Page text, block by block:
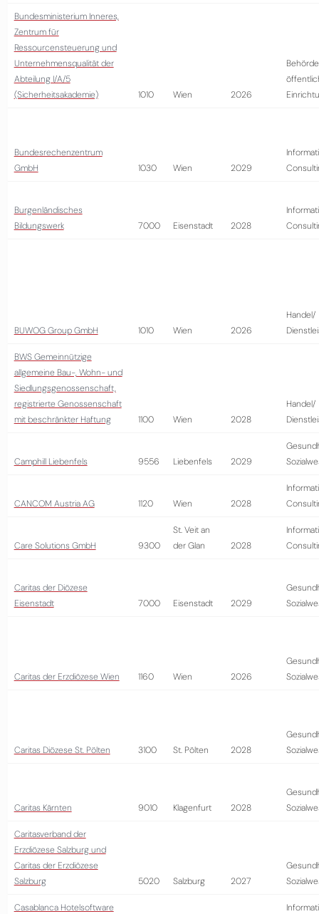
Bundesministerium Inneres,
Zentrum für
Ressourcensteuerung und
Unternehmensqualität der
Abteilung I/A/5
(Sicherheitsakademie)
1010 Wien 2026
Bundesrechenzentrum
GmbH
1030 Wien 2029
Burgenländisches
Bildungswerk
7000 Eisenstadt 2028
BUWOG Group GmbH 1010 Wien 2026
Handel/
BWS Gemeinnützige
allgemeine Bau-, Wohn- und
Siedlungsgenossenschaft,
registrierte Genossenschaft
mit beschränkter Haftung
1100 Wien 2028
Handel/
Camphill Liebenfels 9556 Liebenfels 2029
CANCOM Austria AG 1120 Wien 2028
Care Solutions GmbH 9300
St. Veit an
der Glan
2028
Caritas der Diözese
Eisenstadt
7000 Eisenstadt 2029
Caritas der Erzdiözese Wien 1160 Wien 2026
Caritas Diözese St. Pölten 3100 St. Pölten 2028
Caritas Kärnten 9010 Klagenfurt 2028
Caritasverband der
Erzdiözese Salzburg und
Caritas der Erzdiözese
Salzburg
5020 Salzburg 2027
Casablanca Hotelsoftware